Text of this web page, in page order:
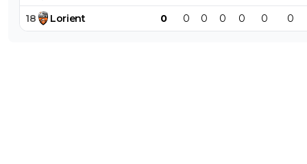
18 Lorient 0 0 0 0 0 0 0